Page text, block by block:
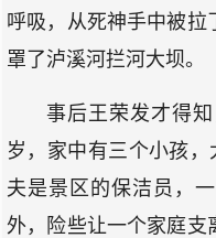
呼吸，从死神手中被拉
罩了泸溪河拦河大坝。
事后王荣发才得
岁，家中有三个小孩
夫是景区的保洁员，
外，险些让一个家庭支